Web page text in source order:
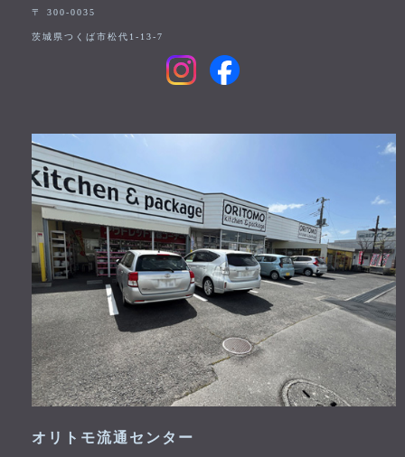
〒 300-0035
茨城県つくば市松代1-13-7
オリトモ流通センター